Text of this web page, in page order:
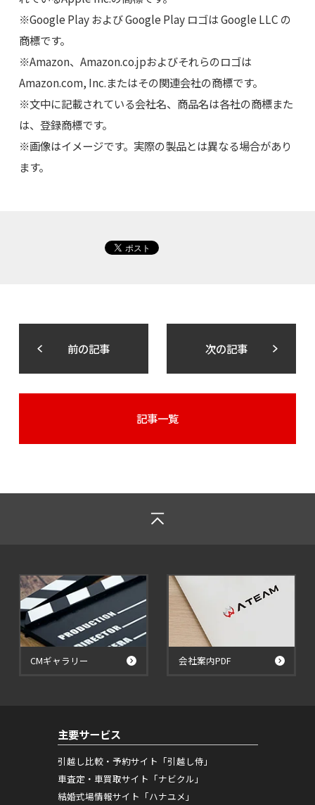
※Google Play および Google Play ロゴは Google LLC の
商標です。
※Amazon、Amazon.co.jpおよびそれらのロゴは
Amazon.com, Inc.またはその関連会社の商標です。
※文中に記載されている会社名、商品名は各社の商標また
は、登録商標です。
※画像はイメージです。実際の製品とは異なる場合があり
ます。
前の記事 次の記事
記事一覧
CMギャラリー 会社案内PDF
主要サービス
引越し比較・予約サイト「引越し侍」
車査定・車買取サイト「ナビクル」
結婚式場情報サイト「ハナユメ」